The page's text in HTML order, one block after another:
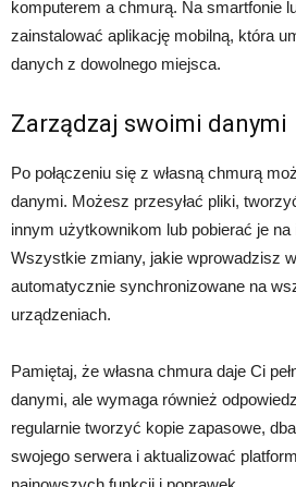
komputerem a chmurą. Na smartfonie
zainstalować aplikację mobilną, która
danych z dowolnego miejsca.
Zarządzaj swoimi danymi
Po połączeniu się z własną chmurą
danymi. Możesz przesyłać pliki,
innym użytkownikom lub pobierać je na
Wszystkie zmiany, jakie wprowadzisz
automatycznie synchronizowane na
urządzeniach.
Pamiętaj, że własna chmura daje Ci
danymi, ale wymaga również
regularnie tworzyć kopie zapasowe,
swojego serwera i aktualizować